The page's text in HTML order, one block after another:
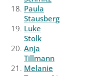
Paula
Stausberg
Luke
Stolk
Anja
Tillmann
Melanie